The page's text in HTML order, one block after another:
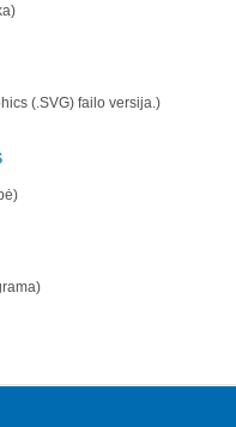
(.SVG) failo versija.)